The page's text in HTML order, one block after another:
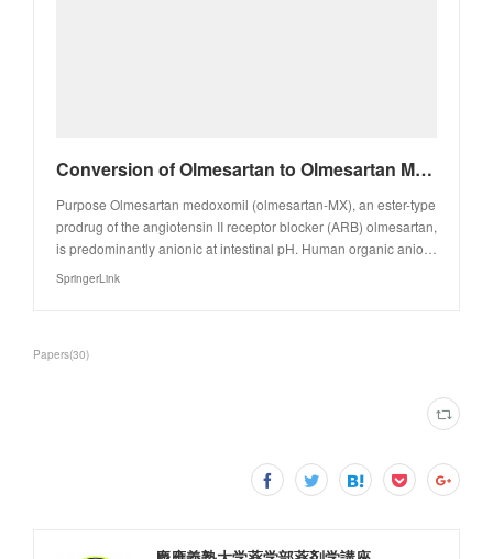
Conversion of Olmesartan to Olmesartan Medoxomil, A Prodrug that Improves Intestinal Absorption, Con
Purpose Olmesartan medoxomil (olmesartan-MX), an ester-type
prodrug of the angiotensin II receptor blocker (ARB) olmesartan,
is predominantly anionic at intestinal pH. Human organic anio…
SpringerLink
Papers(30)